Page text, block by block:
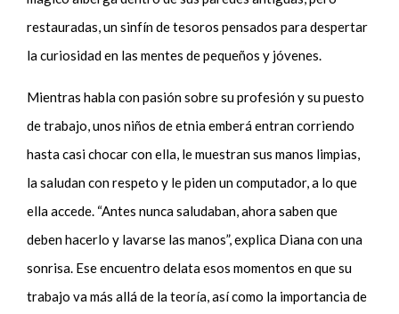
restauradas, un sinfín de tesoros pensados para despertar
la curiosidad en las mentes de pequeños y jóvenes.
Mientras habla con pasión sobre su profesión y su puesto
de trabajo, unos niños de etnia emberá entran corriendo
hasta casi chocar con ella, le muestran sus manos limpias,
la saludan con respeto y le piden un computador, a lo que
ella accede. “Antes nunca saludaban, ahora saben que
deben hacerlo y lavarse las manos”, explica Diana con una
sonrisa. Ese encuentro delata esos momentos en que su
trabajo va más allá de la teoría, así como la importancia de